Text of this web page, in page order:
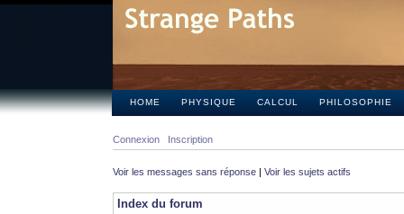
HOME PHYSIQUE CALCUL PHILOSOPHIE
Connexion Inscription
Voir les messages sans réponse | Voir les sujets actifs
Index du forum